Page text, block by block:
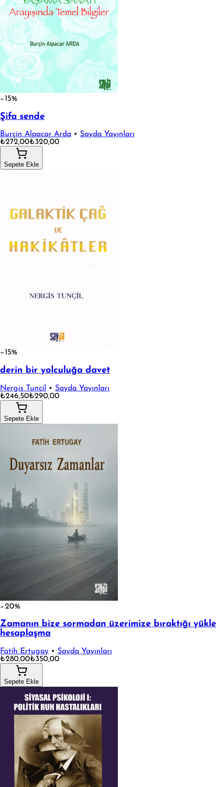
−15%
Şifa sende
Burçin Alpacar Arda • Sayda Yayınları
₺272,00₺320,00
Sepete Ekle
−15%
derin bir yolculuğa davet
Nergis Tuncil • Sayda Yayınları
₺246,50₺290,00
Sepete Ekle
−20%
Zamanın bize sormadan üzerimize bıraktığı yükle
hesaplaşma
Fatih Ertugay • Sayda Yayınları
₺280,00₺350,00
Sepete Ekle